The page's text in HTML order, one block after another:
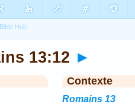
13:12 ►
Contexte
Romains 13